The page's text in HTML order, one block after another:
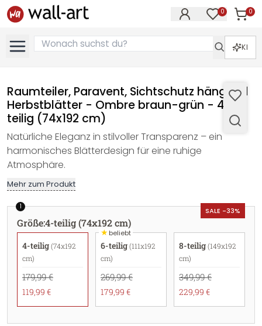
0 0
KI
Raumteiler, Paravent, Sichtschutz hängend
Herbstblätter - Ombre braun-grün - 4-
teilig (74x192 cm)
Natürliche Eleganz in stilvoller Transparenz – ein
harmonisches Blätterdesign für eine ruhige
Atmosphäre.
Mehr zum Produkt
SALE -33%
1
Größe:4-teilig (74x192 cm)
4-teilig (74x192
cm)
179,99 €
119,99 €
★beliebt
6-teilig (111x192
cm)
269,99 €
179,99 €
8-teilig (149x192
cm)
349,99 €
229,99 €